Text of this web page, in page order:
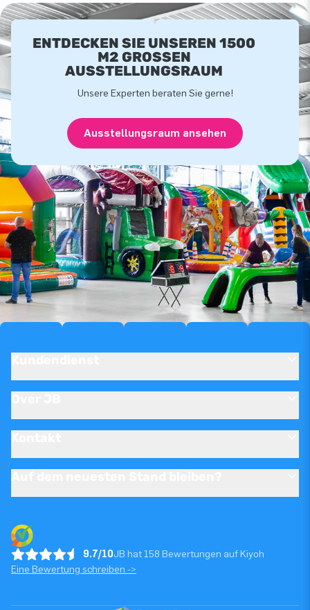
ENTDECKEN SIE UNSEREN 1500
M2 GROSSEN A
USSTELLUNGSRAUM
Unsere Experten beraten Sie gerne!
Ausstellungsraum ansehen
9.7/10JB hat 158 Bewertungen auf Kiyoh
Eine Bewertung schreiben ->